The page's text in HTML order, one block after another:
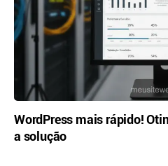
WordPress mais rápido!
a solução